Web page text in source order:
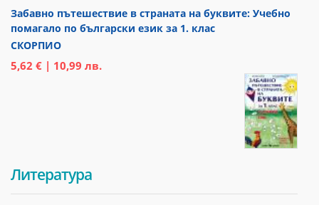
Забавно пътешествие в страната на буквите: Учебно
помагало по български език за 1. клас
СКОРПИО
5,62 € | 10,99 лв.
Литература